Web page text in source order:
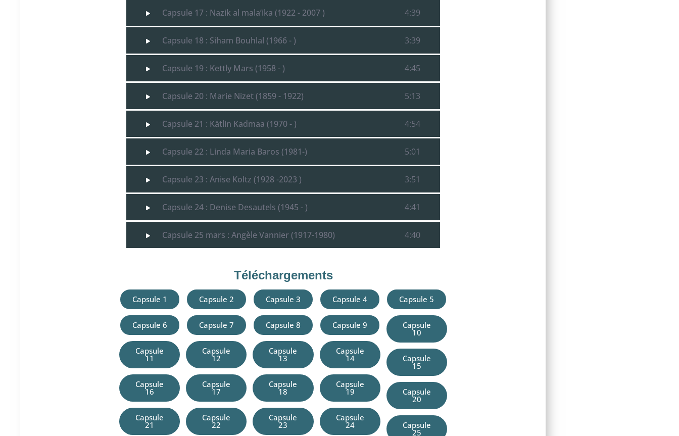
Capsule 17 : Nazik al mala’ika (1922 - 2007 ) 4:39
Capsule 18 : Siham Bouhlal (1966 - ) 3:39
Capsule 19 : Kettly Mars (1958 - ) 4:45
Capsule 20 : Marie Nizet (1859 - 1922) 5:13
Capsule 21 : Kätlin Kadmaa (1970 - ) 4:54
Capsule 22 : Linda Maria Baros (1981-) 5:01
Capsule 23 : Anise Koltz (1928 -2023 ) 3:51
Capsule 24 : Denise Desautels (1945 - ) 4:41
Capsule 25 mars : Angèle Vannier (1917-1980) 4:40
Téléchargements
Capsule 1
Capsule 6
Capsule
11
Capsule
16
Capsule
21
Capsule 2
Capsule 7
Capsule
12
Capsule
17
Capsule
22
Capsule 3
Capsule 8
Capsule
13
Capsule
18
Capsule
23
Capsule 4
Capsule 9
Capsule
14
Capsule
19
Capsule
24
Capsule 5
Capsule
10
Capsule
15
Capsule
20
Capsule
25